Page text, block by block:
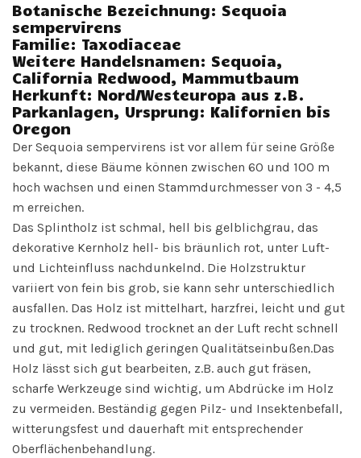
Botanische Bezeichnung: Sequoia
sempervirens
Familie: Taxodiaceae
Weitere Handelsnamen: Sequoia,
California Redwood, Mammutbaum
Herkunft: Nord/Westeuropa aus z.B.
Parkanlagen, Ursprung: Kalifornien bis
Oregon
Der Sequoia sempervirens ist vor allem für seine Größe
bekannt, diese Bäume können zwischen 60 und 100 m
hoch wachsen und einen Stammdurchmesser von 3 - 4,5
m erreichen.
Das Splintholz ist schmal, hell bis gelblichgrau, das
dekorative Kernholz hell- bis bräunlich rot, unter Luft-
und Lichteinfluss nachdunkelnd. Die Holzstruktur
variiert von fein bis grob, sie kann sehr unterschiedlich
ausfallen. Das Holz ist mittelhart, harzfrei, leicht und gut
zu trocknen. Redwood trocknet an der Luft recht schnell
und gut, mit lediglich geringen Qualitätseinbußen.Das
Holz lässt sich gut bearbeiten, z.B. auch gut fräsen,
scharfe Werkzeuge sind wichtig, um Abdrücke im Holz
zu vermeiden. Beständig gegen Pilz- und Insektenbefall,
witterungsfest und dauerhaft mit entsprechender
Oberflächenbehandlung.